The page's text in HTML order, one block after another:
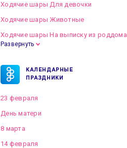
Ходячие шары Для девочки
Ходячие шары Животные
Ходячие шары На выписку из роддома
Развернуть
КАЛЕНДАРНЫЕ
ПРАЗДНИКИ
23 февраля
День матери
8 марта
14 февраля